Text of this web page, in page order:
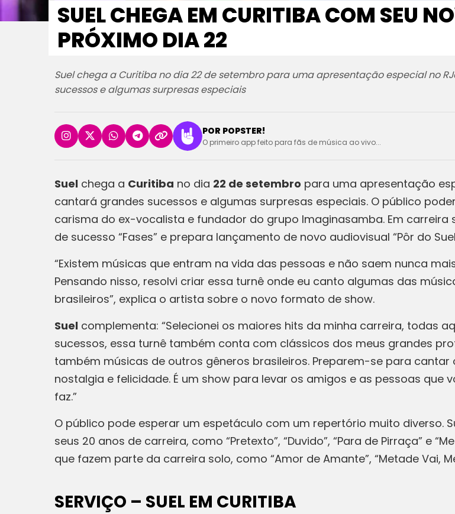
SUEL CHEGA EM CURITIBA COM SEU
PRÓXIMO DIA 22
Suel chega a Curitiba no dia 22 de setembro para uma apresentação especial no
sucessos e algumas surpresas especiais
POR POPSTER!
O primeiro app feito para fãs de música ao vivo...
Suel chega a Curitiba no dia 22 de setembro para uma apresentação
cantará grandes sucessos e algumas surpresas especiais. O público
carisma do ex-vocalista e fundador do grupo Imaginasamba. Em
de sucesso “Fases” e prepara lançamento de novo audiovisual “Pôr do
“Existem músicas que entram na vida das pessoas e não saem nunca
Pensando nisso, resolvi criar essa turnê onde eu canto algumas das
brasileiros”, explica o artista sobre o novo formato de show.
Suel complementa: “Selecionei os maiores hits da minha carreira, todas
sucessos, essa turnê também conta com clássicos dos meus grandes
também músicas de outros gêneros brasileiros. Preparem-se para
nostalgia e felicidade. É um show para levar os amigos e as pessoas que
faz.”
O público pode esperar um espetáculo com um repertório muito diverso.
seus 20 anos de carreira, como “Pretexto”, “Duvido”, “Para de Pirraça” e
que fazem parte da carreira solo, como “Amor de Amante”, “Metade Vai,
SERVIÇO – SUEL EM CURITIBA